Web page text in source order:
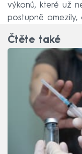
výkonů, které už
postupně omezily,
Čtěte také